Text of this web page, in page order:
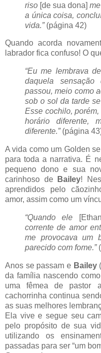
riso [de sua dona]
a única coisa,
vida.”(página 42)
Quando acorda
labrador fica confuso! O
“Eu me lembrava
daquela
passou, meio como
sob o sol da tarde
Esse cochilo,
horário diferente,
diferente.” (página
A vida como um Golden
para toda a narrativa. É
pequeno dono e sua
carinhoso de
Bailey!
aprendidos pelo
amor, assim como um
“Quando ele
corrente de amor
me provocava um
parecido com fome.”
Anos se passam e Bailey
da família nascendo
uma fêmea de pastor
cachorrinha continua
as suas melhores
Ela vive e segue seu
pelo propósito de sua
utilizando os
passadas para ser “um